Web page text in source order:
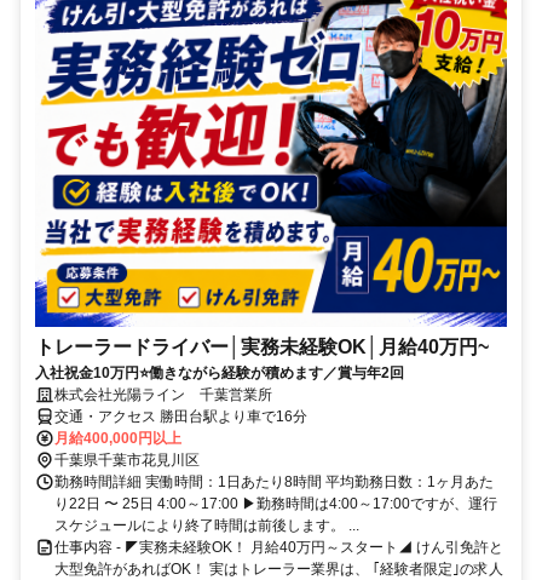
トレーラードライバー│実務未経験OK│月給40万円~
入社祝金10万円⭐働きながら経験が積めます／賞与年2回
株式会社光陽ライン 千葉営業所
交通・アクセス 勝田台駅より車で16分
月給400,000円以上
千葉県千葉市花見川区
勤務時間詳細 実働時間：1日あたり8時間 平均勤務日数：1ヶ月あた
り22日 〜 25日 4:00～17:00 ▶勤務時間は4:00～17:00ですが、運行
スケジュールにより終了時間は前後します。 ...
仕事内容 - ◤実務未経験OK！ 月給40万円～スタート◢ けん引免許と
大型免許があればOK！ 実はトレーラー業界は、 ｢経験者限定｣の求人